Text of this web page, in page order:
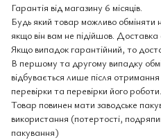
Гарантія від магазину 6 місяців.
Будь який товар можливо
якщо він вам не підійшов.
Якщо випадок гарантійний, то
В першому та другому випадку
відбувається лише після
перевірки та перевірки його роботи.
Товар повинен мати заводське
використання (потертості,
пакування)